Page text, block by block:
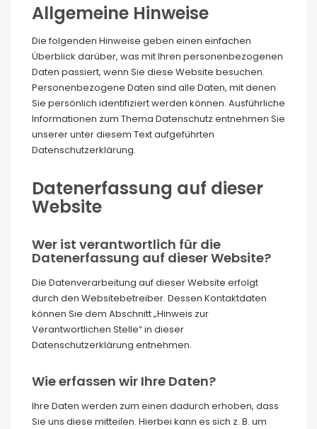
Allgemeine Hinweise
Die folgenden Hinweise geben einen einfachen
Überblick darüber, was mit Ihren personenbezogenen
Daten passiert, wenn Sie diese Website besuchen.
Personenbezogene Daten sind alle Daten, mit denen
Sie persönlich identifiziert werden können. Ausführliche
Informationen zum Thema Datenschutz entnehmen Sie
unserer unter diesem Text aufgeführten
Datenschutzerklärung.
Datenerfassung auf dieser
Website
Wer ist verantwortlich für die
Datenerfassung auf dieser Website?
Die Datenverarbeitung auf dieser Website erfolgt
durch den Websitebetreiber. Dessen Kontaktdaten
können Sie dem Abschnitt „Hinweis zur
Verantwortlichen Stelle“ in dieser
Datenschutzerklärung entnehmen.
Wie erfassen wir Ihre Daten?
Ihre Daten werden zum einen dadurch erhoben, dass
Sie uns diese mitteilen. Hierbei kann es sich z. B. um